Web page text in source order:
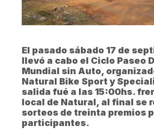
El pasado sábado 17 de
llevó a cabo el Ciclo Paseo
Mundial sin Auto,
Natural Bike Sport y
salida fué a las 15:00hs.
local de Natural, al final se
sorteos de treinta premios
participantes.